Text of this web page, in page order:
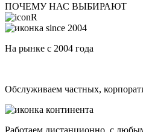
ПОЧЕМУ НАС ВЫБИРАЮТ
На рынке с 2004 года
Обслуживаем частных,
Работаем дистанционно, с